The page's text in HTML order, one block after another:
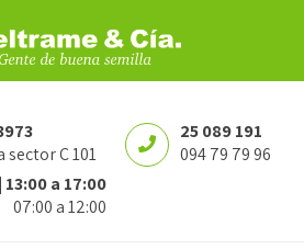
sector C 101
25 089 191
094 79 79 96
13:00 a 17:00
07:00 a 12:00